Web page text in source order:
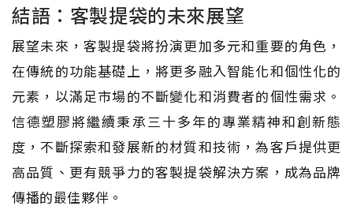
結語：客製提袋的未來展望
展望未來，客製提袋將扮演更加多元和重要的角色，
在傳統的功能基礎上，將更多融入智能化和個性化的
元素，以滿足市場的不斷變化和消費者的個性需求。
信德塑膠將繼續秉承三十多年的專業精神和創新態
度，不斷探索和發展新的材質和技術，為客戶提供更
高品質、更有競爭力的客製提袋解決方案，成為品牌
傳播的最佳夥伴。